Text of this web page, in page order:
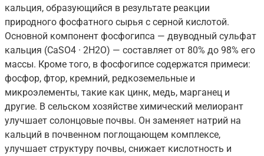
кальция, образующийся в результате реакции
природного фосфатного сырья с серной кислотой.
Основной компонент фосфогипса — двуводный сульфат
кальция (CaSO4 · 2H2O) — составляет от 80% до 98% его
массы. Кроме того, в фосфогипсе содержатся примеси:
фосфор, фтор, кремний, редкоземельные и
микроэлементы, такие как цинк, медь, марганец и
другие. В сельском хозяйстве химический мелиорант
улучшает солонцовые почвы. Он заменяет натрий на
кальций в почвенном поглощающем комплексе,
улучшает структуру почвы, снижает кислотность и